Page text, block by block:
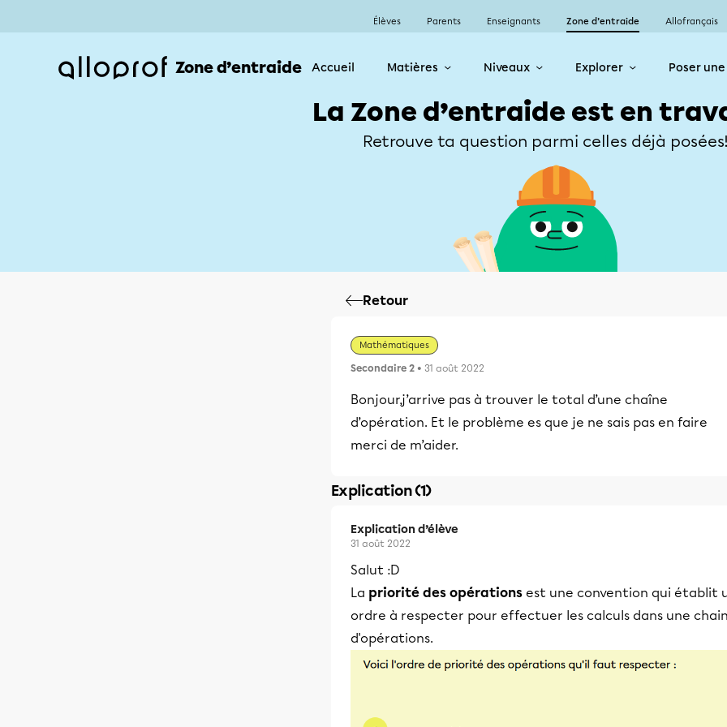
Élèves Parents Enseignants Zone d’entraide Allofrançais
Zone d’entraide Accueil Matières Niveaux Explorer Poser
La Zone d’entraide est en
Retrouve ta question parmi celles déjà posées!
Retour
Mathématiques
Secondaire 2 • 31 août 2022
Bonjour,j’arrive pas à trouver le total d’une chaîne
d’opération. Et le problème es que je ne sais pas en faire
merci de m’aider.
Explication (1)
Explication d’élève
31 août 2022
Salut :D
​La priorité des opérations est une convention qui établit
ordre à respecter pour effectuer les calculs dans une
d'opérations.